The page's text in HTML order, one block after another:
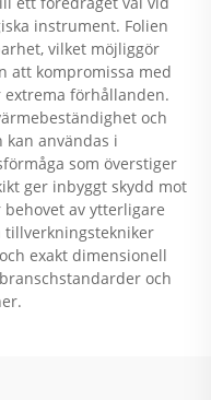
instrument. Folien
vilket möjliggör
att kompromissa med
förhållanden.
och
användas i
som överstiger
ger inbyggt skydd mot
av ytterligare
tillverkningstekniker
exakt dimensionell
och